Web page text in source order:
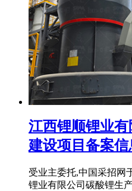
江西锂顺锂业
建设项目备案信
受业主委托,中国采招网
锂业有限公司碳酸锂生